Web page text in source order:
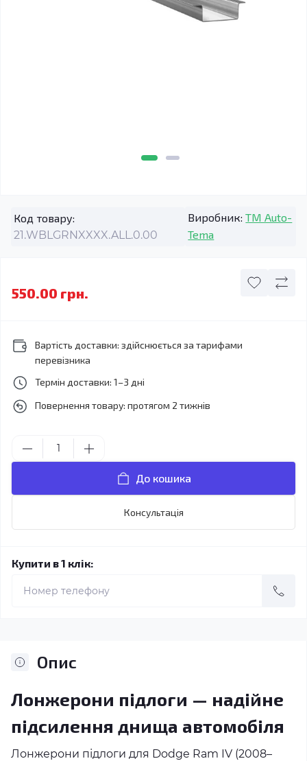
Код товару:
21.WBLGRNXXXX.ALL.0.00
Виробник: TM Auto-
Tema
550.00 грн.
Вартість доставки: здійснюється за тарифами
перевізника
Термін доставки: 1–3 дні
Повернення товару: протягом 2 тижнів
До кошика
Консультація
Купити в 1 клік:
Опис
Лонжерони підлоги — надійне
підсилення днища автомобіля
Лонжерони підлоги для Dodge Ram IV (2008–